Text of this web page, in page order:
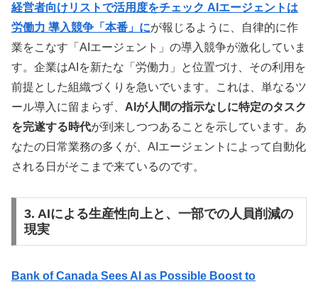
経営者向けリストで活用度をチェック AIエージェントは
労働力 導入競争「本番」にが報じるように、自律的に作
業をこなす「AIエージェント」の導入競争が激化していま
す。企業はAIを新たな「労働力」と位置づけ、その利用を
前提とした組織づくりを急いでいます。これは、単なるツ
ール導入に留まらず、 AIが人間の指示なしに特定のタスク
を完遂する時代が到来しつつあることを示しています。あ
なたの日常業務の多くが、AIエージェントによって自動化
される日がそこまで来ているのです。
3. AIによる生産性向上と、一部での人員削減の
現実
Bank of Canada Sees AI as Possible Boost to